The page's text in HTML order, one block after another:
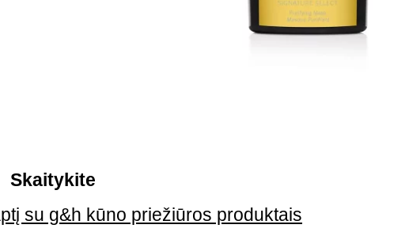
Skaitykite
su g&h kūno priežiūros produktais